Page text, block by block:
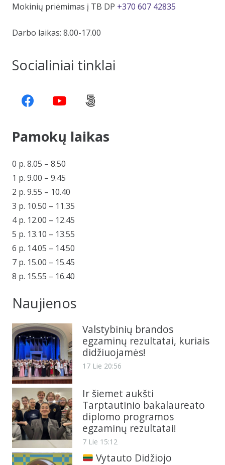
Mokinių priėmimas į TB DP +370 607 42835
Darbo laikas: 8.00-17.00
Socialiniai tinklai
Pamokų laikas
0 p. 8.05 – 8.50
1 p. 9.00 – 9.45
2 p. 9.55 – 10.40
3 p. 10.50 – 11.35
4 p. 12.00 – 12.45
5 p. 13.10 – 13.55
6 p. 14.05 – 14.50
7 p. 15.00 – 15.45
8 p. 15.55 – 16.40
Naujienos
Valstybinių brandos
egzaminų rezultatai, kuriais
didžiuojamės!
17 Lie 20:56
Ir šiemet aukšti
Tarptautinio bakalaureato
diplomo programos
egzaminų rezultatai!
7 Lie 15:12
Vytauto Didžiojo